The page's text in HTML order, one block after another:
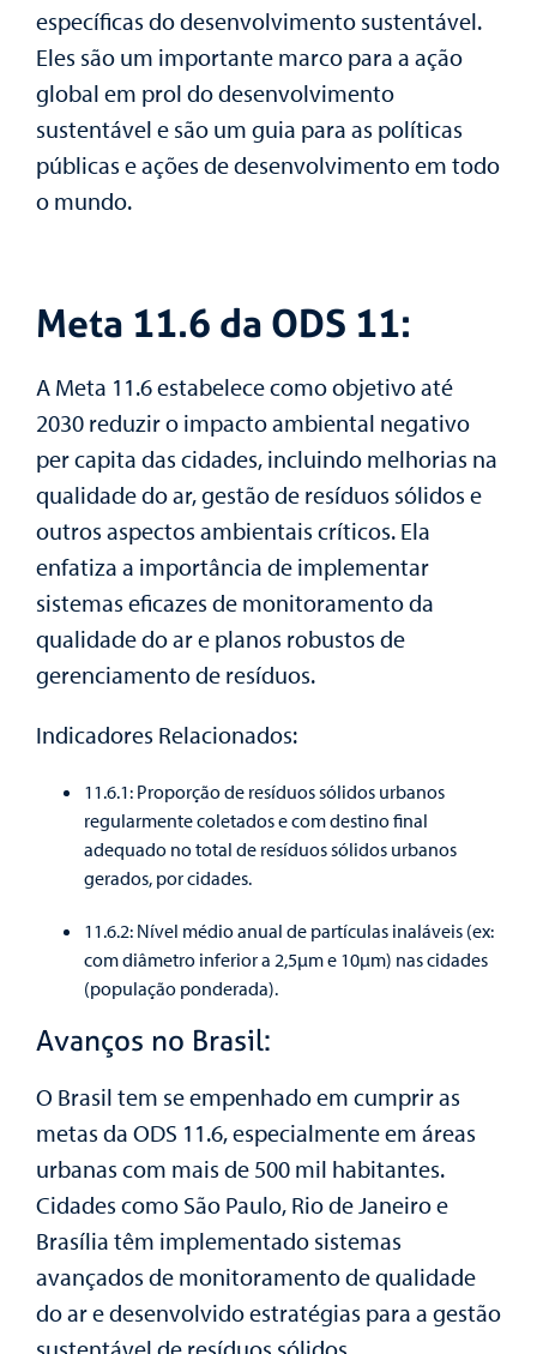
específicas do desenvolvimento sustentável.
Eles são um importante marco para a ação
global em prol do desenvolvimento
sustentável e são um guia para as políticas
públicas e ações de desenvolvimento em todo
o mundo.
Meta 11.6 da ODS 11:
A Meta 11.6 estabelece como objetivo até
2030 reduzir o impacto ambiental negativo
per capita das cidades, incluindo melhorias na
qualidade do ar, gestão de resíduos sólidos e
outros aspectos ambientais críticos. Ela
enfatiza a importância de implementar
sistemas eficazes de monitoramento da
qualidade do ar e planos robustos de
gerenciamento de resíduos.
Indicadores Relacionados:
11.6.1: Proporção de resíduos sólidos urbanos
regularmente coletados e com destino final
adequado no total de resíduos sólidos urbanos
gerados, por cidades.
11.6.2: Nível médio anual de partículas inaláveis (ex:
com diâmetro inferior a 2,5µm e 10µm) nas cidades
(população ponderada).
Avanços no Brasil:
O Brasil tem se empenhado em cumprir as
metas da ODS 11.6, especialmente em áreas
urbanas com mais de 500 mil habitantes.
Cidades como São Paulo, Rio de Janeiro e
Brasília têm implementado sistemas
avançados de monitoramento de qualidade
do ar e desenvolvido estratégias para a gestão